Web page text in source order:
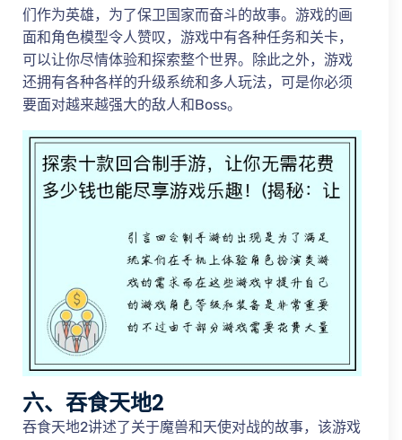
们作为英雄，为了保卫国家而奋斗的故事。游戏的画
面和角色模型令人赞叹，游戏中有各种任务和关卡，
可以让你尽情体验和探索整个世界。除此之外，游戏
还拥有各种各样的升级系统和多人玩法，可是你必须
要面对越来越强大的敌人和Boss。
六、吞食天地2
吞食天地2讲述了关于魔兽和天使对战的故事，该游戏